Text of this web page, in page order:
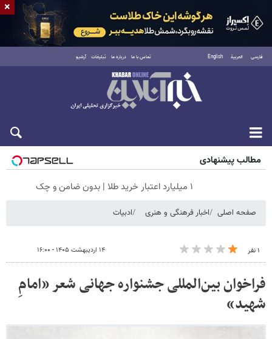
فارسی العربية English تماس با ما درباره ما تبلیغات آرشیو
شنبه ۱۷ مرداد ۱۴۰۵
مطالب پیشنهادی
۱ میلیارد اعتبار خرید طلا | بدون ضامن و چک
صفحه اصلی اخبار فرهنگی و هنری ادبیات
۱ نفر ۱۴ اردیبهشت ۱۴۰۵ - ۱۶:۰۰
فراخوان بین‌المللی جشنواره جهانی شعر «امامِ
شهید»
×